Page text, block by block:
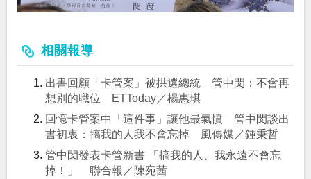
相關報導
出書回顧「卡管案」被拱選總統 管中閔：不會再
想別的職位 ETToday／楊惠琪
回憶卡管案中「這件事」讓他最氣憤 管中閔談出
書初衷：搞我的人我不會忘掉 風傳媒／鍾秉哲
管中閔發表卡管新書 「搞我的人、我永遠不會忘
掉！」 聯合報／陳宛茜